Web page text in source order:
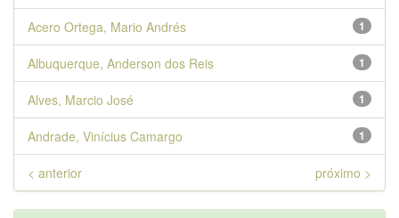
1
Acero Ortega, Mario Andrés
1
Albuquerque, Anderson dos Reis
1
Alves, Marcio José
1
Andrade, Vinícius Camargo
< anterior próximo >